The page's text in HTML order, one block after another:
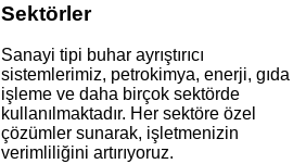
Sektörler
Sanayi tipi buhar ayrıştırıcı
sistemlerimiz, petrokimya, enerji, gıda
işleme ve daha birçok sektörde
kullanılmaktadır. Her sektöre özel
çözümler sunarak, işletmenizin
verimliliğini artırıyoruz.